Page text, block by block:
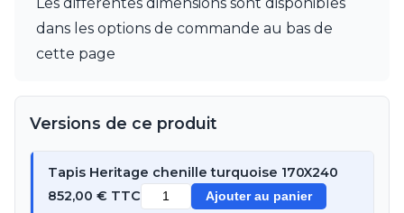
Luz Difusion
MA Salgueiro
Marset
Matlight
Michael Anastassiades
Moretti Luce
Mullan
Munari par Stylnove Ceramiche
dans les options de commande au bas de
cette page
Versions de ce produit
Tapis Heritage chenille turquoise 170X240
852,00 € TTC
Ajouter au panier